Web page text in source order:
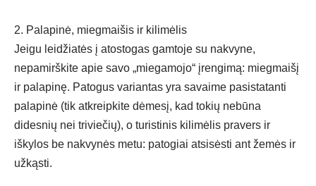
2. Palapinė, miegmaišis ir kilimėlis
Jeigu leidžiatės į atostogas gamtoje su nakvyne,
nepamirškite apie savo „miegamojo“ įrengimą: miegmaišį
ir palapinę. Patogus variantas yra savaime pasistatanti
palapinė (tik atkreipkite dėmesį, kad tokių nebūna
didesnių nei triviečių), o turistinis kilimėlis pravers ir
iškylos be nakvynės metu: patogiai atsisėsti ant žemės ir
užkąsti.